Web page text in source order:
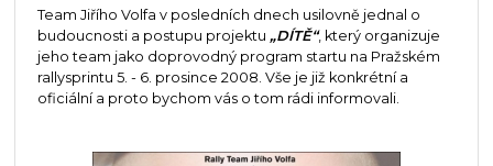
Team Jiřího Volfa v posledních dnech usilovně jednal o
budoucnosti a postupu projektu „DÍTĚ“, který organizuje
jeho team jako doprovodný program startu na Pražském
rallysprintu 5. - 6. prosince 2008. Vše je již konkrétní a
oficiální a proto bychom vás o tom rádi informovali.